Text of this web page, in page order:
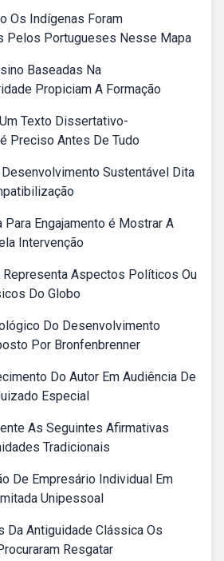
Os Indígenas Foram
Pelos Portugueses Nesse Mapa
Baseadas Na
Propiciam A Formação
Texto Dissertativo-
Preciso Antes De Tudo
Sustentável Dita
Para Engajamento é Mostrar A
Intervenção
Aspectos Políticos Ou
Do Globo
Do Desenvolvimento
Por Bronfenbrenner
Do Autor Em Audiência De
Especial
As Seguintes Afirmativas
Tradicionais
De Empresário Individual Em
Unipessoal
Da Antiguidade Clássica Os
Resgatar